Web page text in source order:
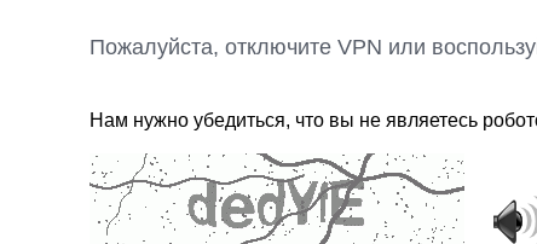
Пожалуйста, отключите VPN или
Нам нужно убедиться, что вы не являетесь